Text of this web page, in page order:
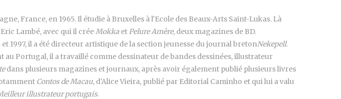
France, en 1965. Il étudie à Bruxelles à l'Ecole des Beaux-Arts Saint-Lukas. Là
Lambé, avec qui il créeMokka etPelure Amère, deux magazines de BD.
et 1997, il a été directeur artistique de la section jeunesse du journal bretonNekepell.
au Portugal, il a travaillé comme dessinateur de bandes dessinées, illustrateur
dans plusieurs magazines et journaux, après avoir également publié plusieurs livres
Contos de Macau, d'Alice Vieira, publié par Editorial Caminho et qui lui a valu
illustrateur portugais.